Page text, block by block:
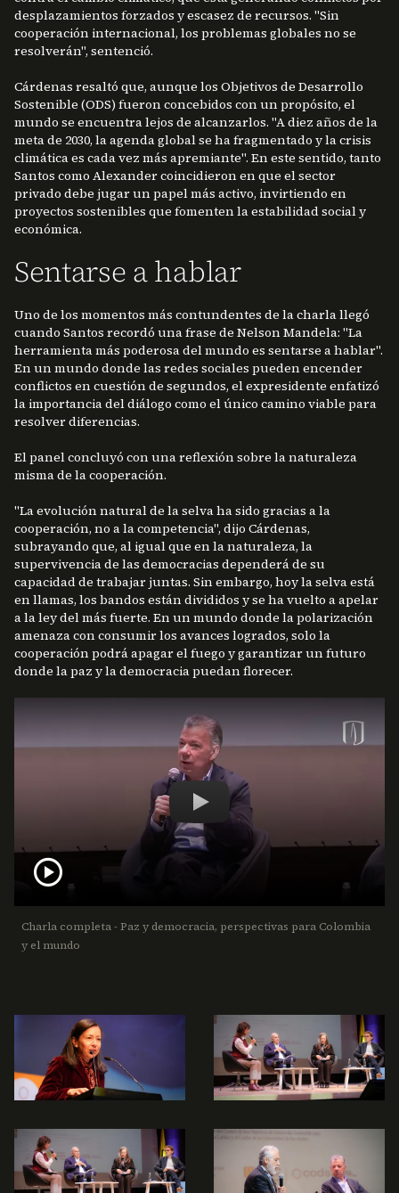
desplazamientos forzados y escasez de recursos. "Sin
cooperación internacional, los problemas globales no se
resolverán", sentenció.
Cárdenas resaltó que, aunque los Objetivos de Desarrollo
Sostenible (ODS) fueron concebidos con un propósito, el
mundo se encuentra lejos de alcanzarlos. "A diez años de la
meta de 2030, la agenda global se ha fragmentado y la crisis
climática es cada vez más apremiante". En este sentido, tanto
Santos como Alexander coincidieron en que el sector
privado debe jugar un papel más activo, invirtiendo en
proyectos sostenibles que fomenten la estabilidad social y
económica.
Sentarse a hablar
Uno de los momentos más contundentes de la charla llegó
cuando Santos recordó una frase de Nelson Mandela: "La
herramienta más poderosa del mundo es sentarse a hablar".
En un mundo donde las redes sociales pueden encender
conflictos en cuestión de segundos, el expresidente enfatizó
la importancia del diálogo como el único camino viable para
resolver diferencias.
El panel concluyó con una reflexión sobre la naturaleza
misma de la cooperación.
"La evolución natural de la selva ha sido gracias a la
cooperación, no a la competencia", dijo Cárdenas,
subrayando que, al igual que en la naturaleza, la
supervivencia de las democracias dependerá de su
capacidad de trabajar juntas. Sin embargo, hoy la selva está
en llamas, los bandos están divididos y se ha vuelto a apelar
a la ley del más fuerte. En un mundo donde la polarización
amenaza con consumir los avances logrados, solo la
cooperación podrá apagar el fuego y garantizar un futuro
donde la paz y la democracia puedan florecer.
Paz y democracia,
play_circle
Charla completa - Paz y democracia, perspectivas para Colombia
y el mundo